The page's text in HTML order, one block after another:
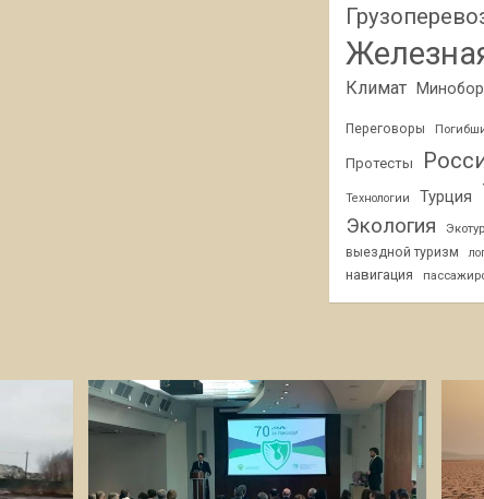
Климат
Переговоры
Протесты
Технологии Турция
Экология
выездной туризм
навигация